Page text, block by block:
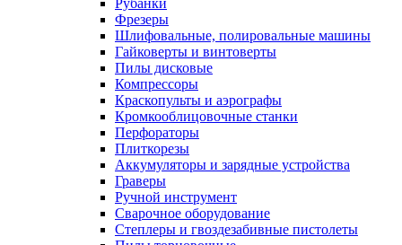
Рубанки
Фрезеры
Шлифовальные, полировальные машины
Гайковерты и винтоверты
Пилы дисковые
Компрессоры
Краскопульты и аэрографы
Кромкооблицовочные станки
Перфораторы
Плиткорезы
Аккумуляторы и зарядные устройства
Граверы
Ручной инструмент
Сварочное оборудование
Степлеры и гвоздезабивные пистолеты